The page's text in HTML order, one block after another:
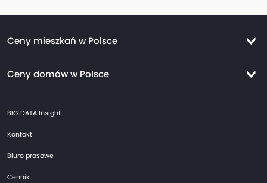
Ceny mieszkań w Polsce
Ceny mieszkań Kraków
Ceny domów w Polsce
Ceny domów Kraków
Ceny domów Wrocław
Ceny domów Trójmiasto
Ceny domów Gdańsk
BIG DATA Insight
Kontakt
Biuro prasowe
Cennik